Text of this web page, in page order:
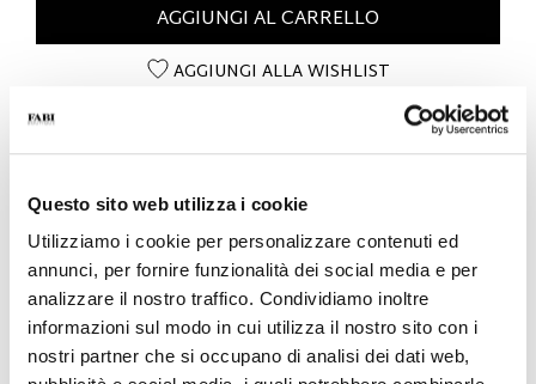
Questo sito web utilizza i cookie
Utilizziamo i cookie per personalizzare contenuti ed
annunci, per fornire funzionalità dei social media e per
analizzare il nostro traffico. Condividiamo inoltre
informazioni sul modo in cui utilizza il nostro sito con i
nostri partner che si occupano di analisi dei dati web,
AGGIUNGI AL CARRELLO
AGGIUNGI ALLA WISHLIST
- Fondo: Cuoio
- Tacco: 80mm
- Made in Italy
PERCHÉ È SPECIALE?